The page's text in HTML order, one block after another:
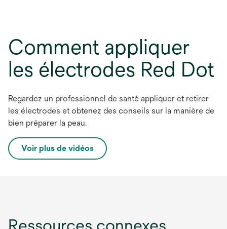
Comment appliquer
les électrodes Red Dot
Regardez un professionnel de santé appliquer et retirer
les électrodes et obtenez des conseils sur la manière de
bien préparer la peau.
Voir plus de vidéoss
’
Ressources connexes